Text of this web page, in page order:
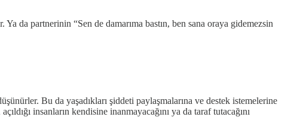
da partnerinin “Sen de damarıma bastın, ben sana oraya gidemezsin
Bu da yaşadıkları şiddeti paylaşmalarına ve destek istemelerine
insanların kendisine inanmayacağını ya da taraf tutacağını